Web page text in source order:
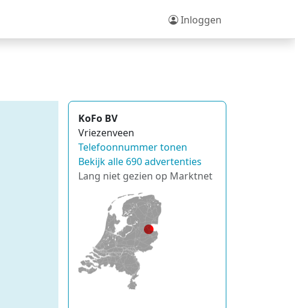
Inloggen
KoFo BV
Vriezenveen
Telefoonnummer tonen
Bekijk alle 690 advertenties
Lang niet gezien op Marktnet